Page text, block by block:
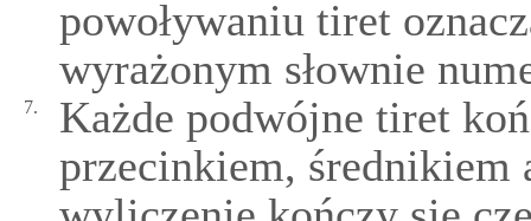
powoływaniu tiret
wyrażonym słownie
7.
Każde podwójne tiret
przecinkiem, średnikiem